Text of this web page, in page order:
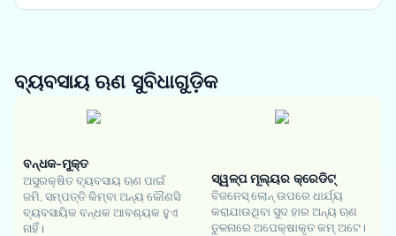
ବ୍ୟବସାୟ ଋଣ ସୁବିଧାଗୁଡ଼ିକ
ବନ୍ଧକ-ମୁକ୍ତ
ଅସୁରକ୍ଷିତ ବ୍ୟବସାୟ ଋଣ ପାଇଁ
ଜମି, ସମ୍ପତ୍ତି କିମ୍ବା ଅନ୍ୟ କୌଣସି
ବ୍ୟବସାୟିକ ବନ୍ଧକ ଆବଶ୍ୟକ ହୁଏ
ନାହିଁ।
ସ୍ୱଳ୍ପ ମୂଲ୍ୟର କ୍ରେଡିଟ୍
ବିଜନେସ୍ ଲୋନ୍ ଉପରେ ଧାର୍ଯ୍ୟ
କରାଯାଉଥିବା ସୁଦ ହାର ଅନ୍ୟ ଋଣ
ତୁଳନାରେ ଅପେକ୍ଷାକୃତ କମ୍ ଅଟେ।